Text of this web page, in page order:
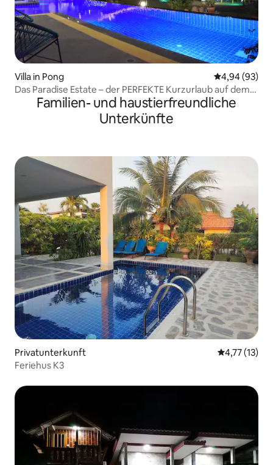
Villa in Pong
4,94 (93)
Das Paradise Estate – der PERFEKTE Kurzurlaub auf dem
Familien- und haustierfreundliche
Unterkünfte
Privatunterkunft
4,77 (13)
Feriehus K3